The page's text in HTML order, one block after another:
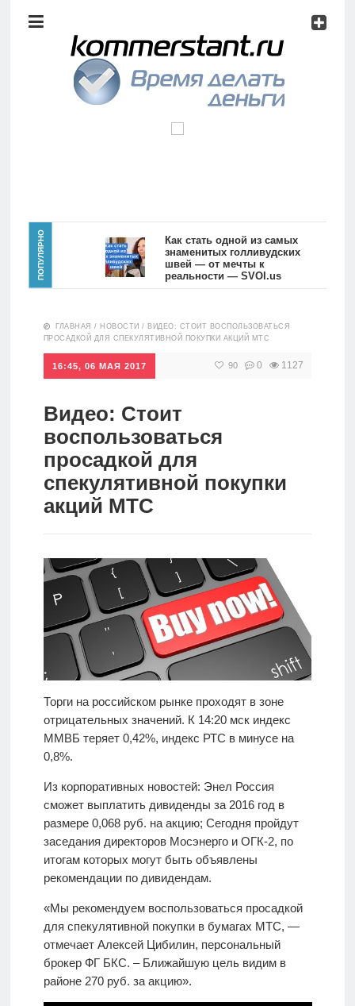
анализ
Видео
Сделано
Главная
Новости
Аналитика
Инвестиции
Дивиденды
Волновой
анализ
Видео
в России
Рунет
ПОПУЛЯРНО
Как стать одной из самых
знаменитых голливудских
швей — от мечты к
реальности — SVOI.us
10557
ГЛАВНАЯ / НОВОСТИ / ВИДЕО: СТОИТ ВОСПОЛЬЗОВАТЬСЯ
ПРОСАДКОЙ ДЛЯ СПЕКУЛЯТИВНОЙ ПОКУПКИ АКЦИЙ МТС
16:45, 06 МАЯ 2017 90 0 1127
Видео: Стоит
воспользоваться
просадкой для
спекулятивной покупки
акций МТС
Торги на российском рынке проходят в зоне
отрицательных значений. К 14:20 мск индекс
ММВБ теряет 0,42%, индекс РТС в минусе на
0,8%.
Из корпоративных новостей: Энел Россия
сможет выплатить дивиденды за 2016 год в
размере 0,068 руб. на акцию; Сегодня пройдут
заседания директоров Мосэнерго и ОГК-2, по
итогам которых могут быть объявлены
рекомендации по дивидендам.
«Мы рекомендуем воспользоваться просадкой
для спекулятивной покупки в бумагах МТС, —
отмечает Алексей Цибилин, персональный
брокер ФГ БКС. – Ближайшую цель видим в
районе 270 руб. за акцию».